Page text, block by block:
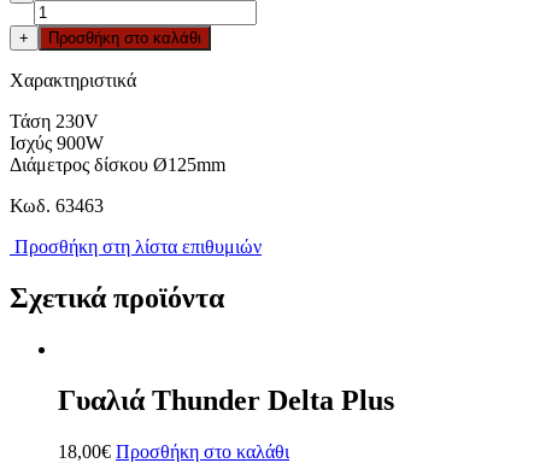
+ Προσθήκη στο καλάθι
Χαρακτηριστικά
Τάση 230V
Ισχύς 900W
Διάμετρος δίσκου Ø125mm
Κωδ. 63463
Προσθήκη στη λίστα επιθυμιών
Σχετικά προϊόντα
Γυαλιά Thunder Delta Plus
18,00€ Προσθήκη στο καλάθι